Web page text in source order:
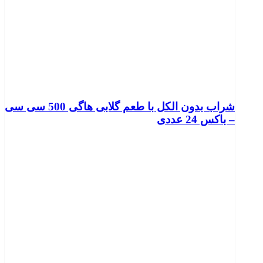
شراب بدون الکل با طعم گلابی هاگی 500 سی سی
– باکس 24 عددی